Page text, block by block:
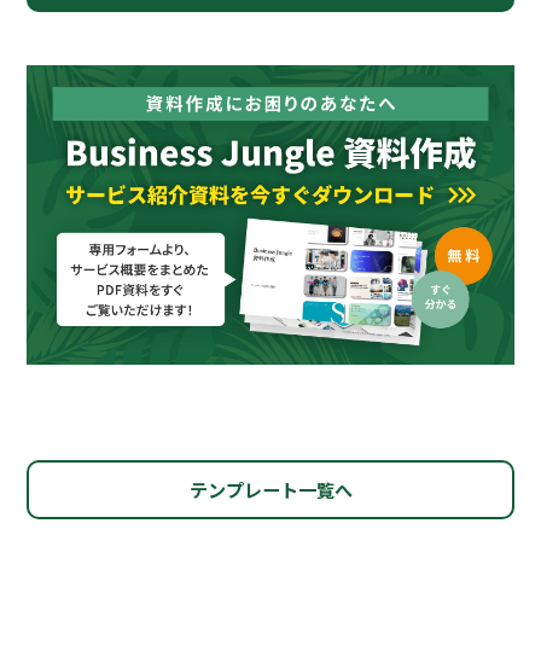
テンプレート一覧へ